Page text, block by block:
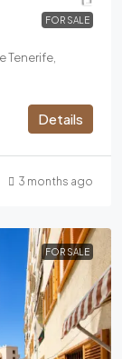
FOR SALE
Tenerife,
Details
3 months ago
FOR SALE